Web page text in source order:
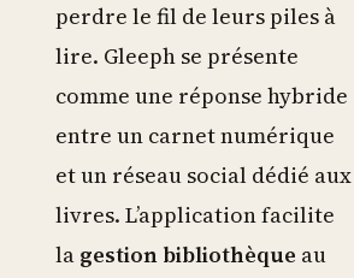
perdre le fil de leurs piles à
lire. Gleeph se présente
comme une réponse hybride
entre un carnet numérique
et un réseau social dédié aux
livres. L’application facilite
la gestion bibliothèque au